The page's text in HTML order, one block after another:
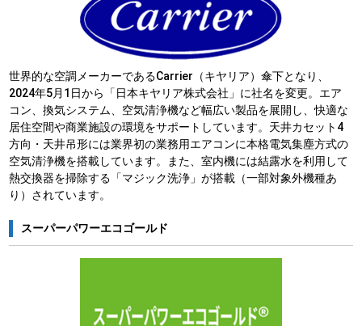
世界的な空調メーカーであるCarrier（キヤリア）傘下となり、
2024年5月1日から「日本キヤリア株式会社」に社名を変更。エア
コン、換気システム、空気清浄機など幅広い製品を展開し、快適な
居住空間や商業施設の環境をサポートしています。天井カセット4
方向・天井吊形には業界初の業務用エアコンに本格電気集塵方式の
空気清浄機を搭載しています。また、室内機には結露水を利用して
熱交換器を掃除する「マジック洗浄」が搭載（一部対象外機種あ
り）されています。
スーパーパワーエコゴールド